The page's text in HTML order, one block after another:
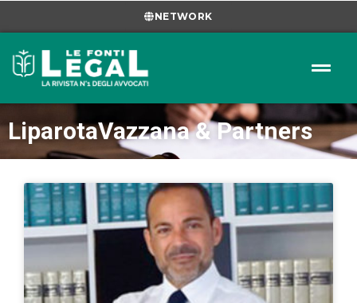
NETWORK
LiparotaVazzana & Partners